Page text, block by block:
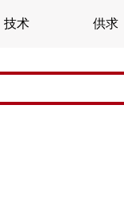
技术 供求